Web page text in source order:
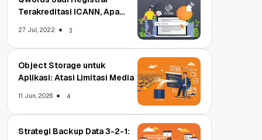
Terakreditasi ICANN, Apa
27 Jul, 2022 3
Object Storage untuk
Aplikasi: Atasi Limitasi Media
11 Jun, 2026 4
Strategi Backup Data 3-2-1: